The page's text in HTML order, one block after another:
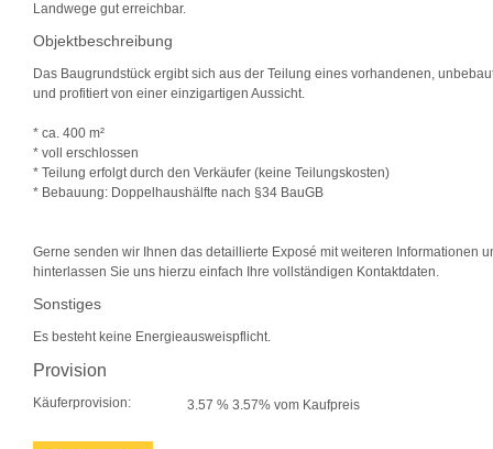
Landwege gut erreichbar.
Objektbeschreibung
Das Baugrundstück ergibt sich aus der Teilung eines vorhandenen,
und profitiert von einer einzigartigen Aussicht.
* ca. 400 m²
* voll erschlossen
* Teilung erfolgt durch den Verkäufer (keine Teilungskosten)
* Bebauung: Doppelhaushälfte nach §34 BauGB
Gerne senden wir Ihnen das detaillierte Exposé mit weiteren Informationen
hinterlassen Sie uns hierzu einfach Ihre vollständigen Kontaktdaten.
Sonstiges
Es besteht keine Energieausweispflicht.
Provision
Käuferprovision: 3.57 % 3.57% vom Kaufpreis